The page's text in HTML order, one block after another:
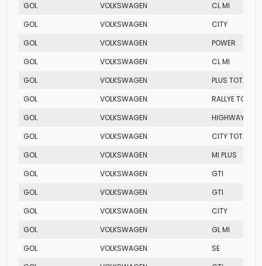
GOL
VOLKSWAGEN
CL MI
GOL
VOLKSWAGEN
CITY
GOL
VOLKSWAGEN
POWER
GOL
VOLKSWAGEN
CL MI
GOL
VOLKSWAGEN
PLUS TOTAL
GOL
VOLKSWAGEN
RALLYE TOTAL
GOL
VOLKSWAGEN
HIGHWAY
GOL
VOLKSWAGEN
CITY TOTAL
GOL
VOLKSWAGEN
MI PLUS
GOL
VOLKSWAGEN
GTI
GOL
VOLKSWAGEN
GTI
GOL
VOLKSWAGEN
CITY
GOL
VOLKSWAGEN
GL MI
GOL
VOLKSWAGEN
SE